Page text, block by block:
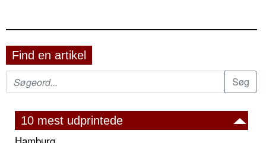
Find en artikel
10 mest udprintede